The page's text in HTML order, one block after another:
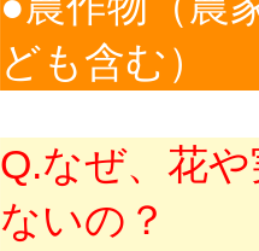
ども含む）
Q.なぜ、花
ないの？